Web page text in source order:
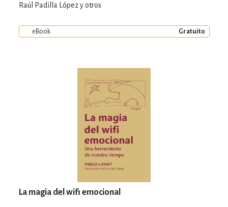
Raúl Padilla López y otros
eBook Gratuito
La magia del wifi emocional